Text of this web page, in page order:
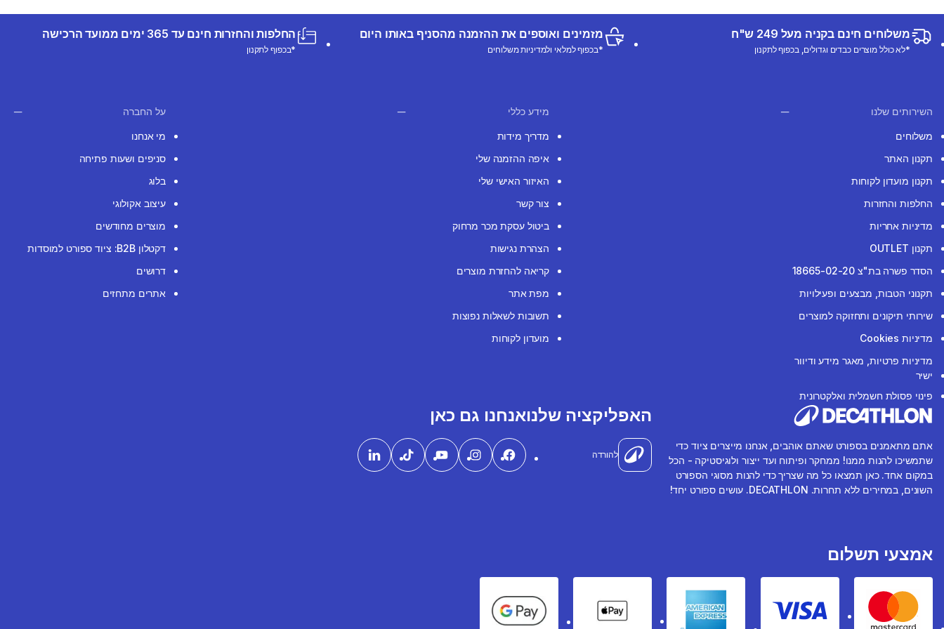
משלוחים חינם בקניה מעל 249 ש"ח
*לא כולל מוצרים כבדים וגדולים, בכפוף לתקנון
מזמינים ואוספים את ההזמנה מהסניף באותו היום
*בכפוף למלאי ולמדיניות משלוחים
החלפות והחזרות חינם עד 365 ימים ממועד הרכישה
*בכפוף לתקנון
השירותים שלנו
משלוחים
תקנון האתר
תקנון מועדון לקוחות
החלפות והחזרות
מדיניות אחריות
תקנון OUTLET
הסדר פשרה בת"צ 18665-02-20
תקנוני הטבות, מבצעים ופעילויות
שירותי תיקונים ותחזוקה למוצרים
מדיניות Cookies
מדיניות פרטיות, מאגר מידע ודיוור
ישיר
פינוי פסולת חשמלית ואלקטרונית
מידע כללי
מדריך מידות
איפה ההזמנה שלי
האיזור האישי שלי
צור קשר
ביטול עסקת מכר מרחוק
הצהרת נגישות
קריאה להחזרת מוצרים
מפת אתר
תשובות לשאלות נפוצות
מועדון לקוחות
על החברה
מי אנחנו
סניפים ושעות פתיחה
בלוג
עיצוב אקולוגי
מוצרים מחודשים
דקטלון B2B: ציוד ספורט למוסדות
דרושים
אתרים מתחזים
אתם מתאמנים בספורט שאתם אוהבים, אנחנו מייצרים ציוד כדי
שתמשיכו להנות ממנו! ממחקר ופיתוח ועד ייצור ולוגיסטיקה - הכל
במקום אחד. כאן תמצאו כל מה שצריך כדי להנות מסוגי הספורט
השונים, במחירים ללא תחרות. DECATHLON. עושים ספורט יחד!
האפליקציה שלנו
להורדה
אנחנו גם כאן
אמצעי תשלום
Mastercard
Visa
American express
Apple Pay
Google Pay